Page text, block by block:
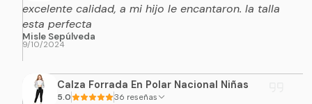
excelente calidad, a mi hijo le encantaron. la talla
esta perfecta
Misle Sepúlveda
9/10/2024
Calza Forrada En Polar Nacional Niñas
5.0 36 reseñas